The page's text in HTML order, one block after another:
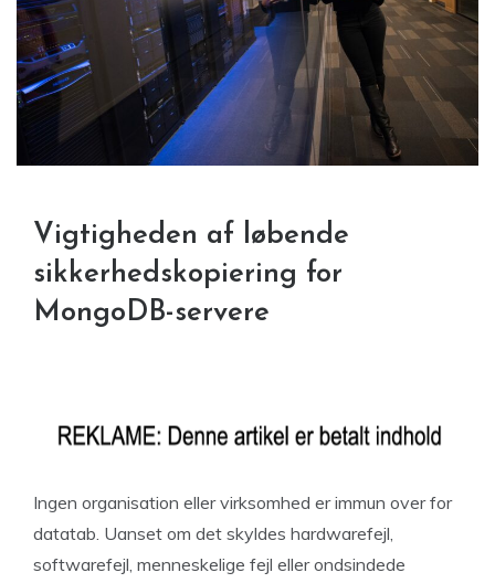
Vigtigheden af løbende
sikkerhedskopiering for
MongoDB-servere
Ingen organisation eller virksomhed er immun over for
datatab. Uanset om det skyldes hardwarefejl,
softwarefejl, menneskelige fejl eller ondsindede